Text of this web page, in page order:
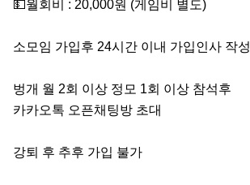
💵월회비 : 20,000원 (게임비 별도)
소모임 가입후 24시간 이내 가입인사 작성
벙개 월 2회 이상 정모 1회 이상 참석후
카카오톡 오픈채팅방 초대
강퇴 후 추후 가입 불가